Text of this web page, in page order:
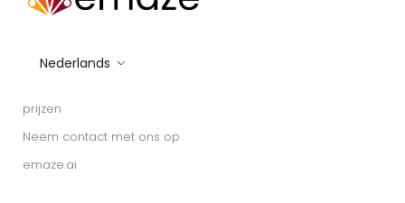
Nederlands
prijzen
Neem contact met ons op
emaze.ai